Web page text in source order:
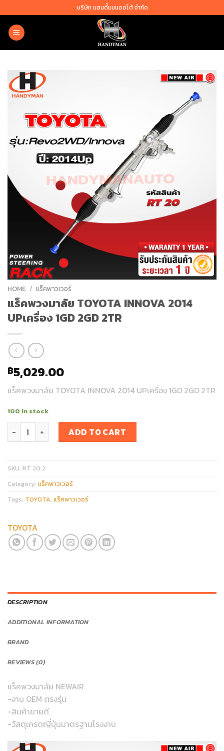
to
content
บริษัท แฮนดี้แมนออโต้ จำกัด
HOME / แร็คพาวเวอร์
แร็คพวงมาลัย TOYOTA INNOVA 2014
UPเครื่อง 1GD 2GD 2TR
฿5,029.00
แร็คพวงมาลัย TOYOTA INNOVA 2014 UPเครื่อง 1GD 2GD 2TR
100 in stock
แร็คพวงมาลัย TOYOTA INNOVA 2014 UPเครื่อง 1GD 2GD 2TR
ADD TO CART
SKU: RT 20.2
Category: แร็คพาวเวอร์
Tags: TOYOTA, แร็คพาวเวอร์
TOYOTA
DESCRIPTION
ADDITIONAL INFORMATION
BRAND
REVIEWS (0)
แร็คพวงมาลัย NEWAIR
-งาน OEM ตรงรุ่น
-สินค้าขายดี
-วัสดุเกรดญี่ปุ่นมาตรฐานโรงงาน